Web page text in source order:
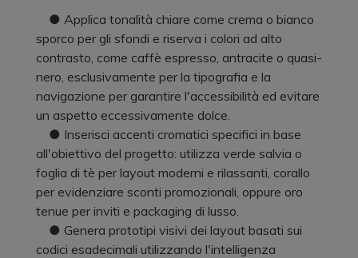
● Applica tonalità chiare come crema o bianco
sporco per gli sfondi e riserva i colori ad alto
contrasto, come caffè espresso, antracite o quasi-
nero, esclusivamente per la tipografia e la
navigazione per garantire l'accessibilità ed evitare
un aspetto eccessivamente dolce.
● Inserisci accenti cromatici specifici in base
all'obiettivo del progetto: utilizza verde salvia o
foglia di tè per layout moderni e rilassanti, corallo
per evidenziare sconti promozionali, oppure oro
tenue per inviti e packaging di lusso.
● Genera prototipi visivi dei layout basati sui
codici esadecimali utilizzando l'intelligenza